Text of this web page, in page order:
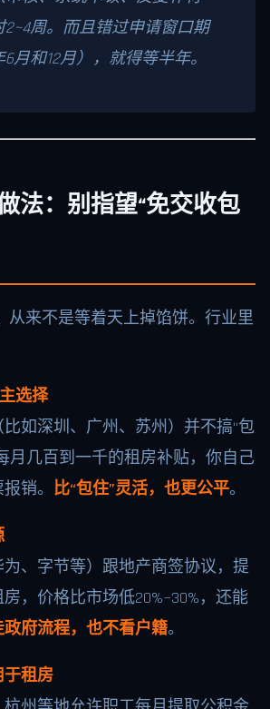
周。而且错过申请窗口期
6月和12月），就得等半年。
法：别指望“免交收包
从来不是等着天上掉馅饼。行业里
选择
如深圳、广州、苏州）并不搞“包
月几百到一千的租房补贴，你自己
销。 比“包住”灵活，也更公平。
、字节等）跟地产商签协议，提
，价格比市场低20%~30%，还能
政府流程，也不看户籍。
于租房